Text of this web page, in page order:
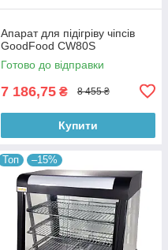
Апарат для підігріву чіпсів
GoodFood CW80S
Готово до відправки
7 186,75 ₴ 8 455 ₴
Купити
Топ –15%